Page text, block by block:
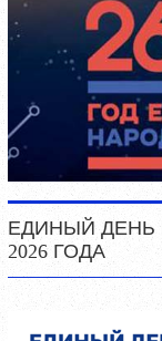
ЕДИНЫЙ ДЕНЬ
2026 ГОДА